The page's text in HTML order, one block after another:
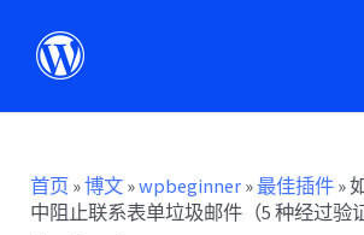
首页 »博文 »wpbeginner »最佳插件 »
中阻止联系表单垃圾邮件（5 种经过验